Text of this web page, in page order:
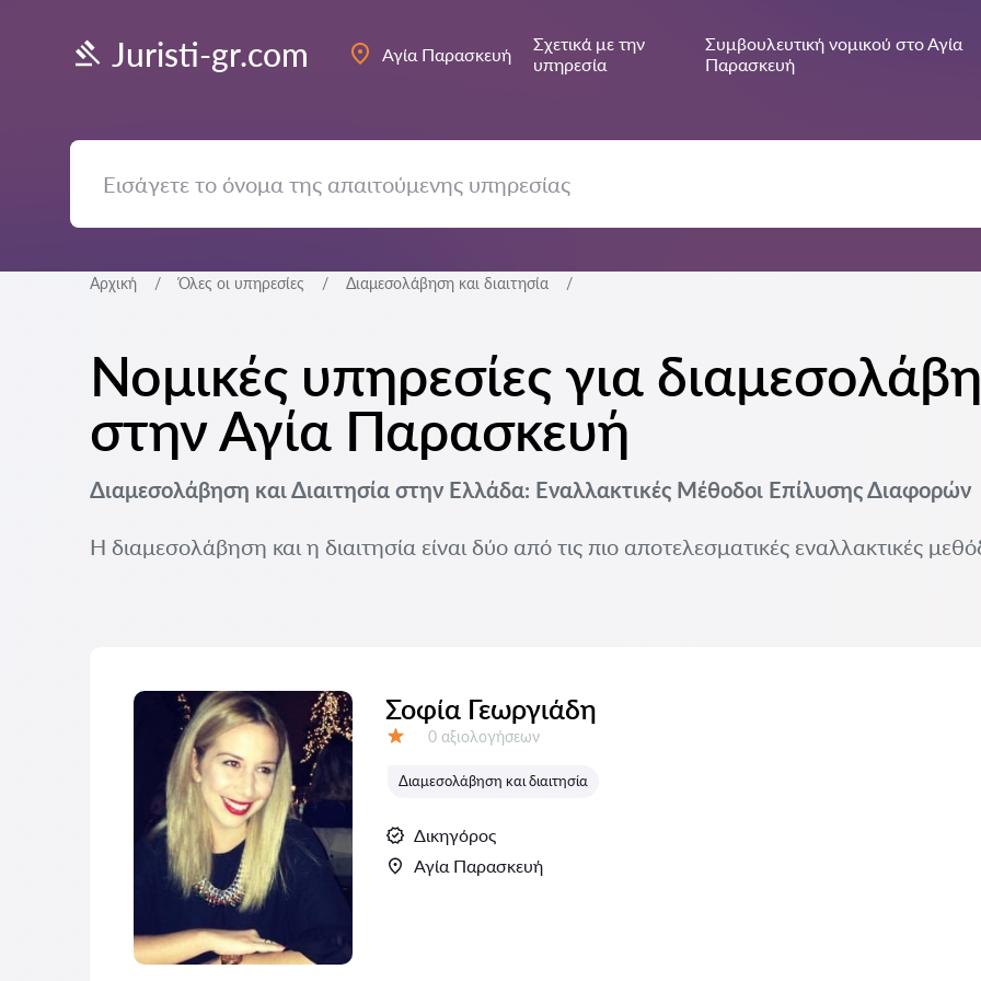
Juristi-gr.com Αγία Παρασκευή
Σχετικά με την
υπηρεσία
Συμβουλευτική νομικού στο Αγία
Παρασκευή
Αρχική Όλες οι υπηρεσίες Διαμεσολάβηση και διαιτησία
Νομικές υπηρεσίες για
στην Αγία Παρασκευή
Διαμεσολάβηση και Διαιτησία στην Ελλάδα: Εναλλακτικές Μέθοδοι Επίλυσης Διαφορών
Η διαμεσολάβηση και η διαιτησία είναι δύο από τις πιο αποτελεσματικές εναλλακτικές
Σοφία Γεωργιάδη
Αξιολογήσεις:
0 αξιολογήσεων
Διαμεσολάβηση και διαιτησία
Δικηγόρος
Αγία Παρασκευή